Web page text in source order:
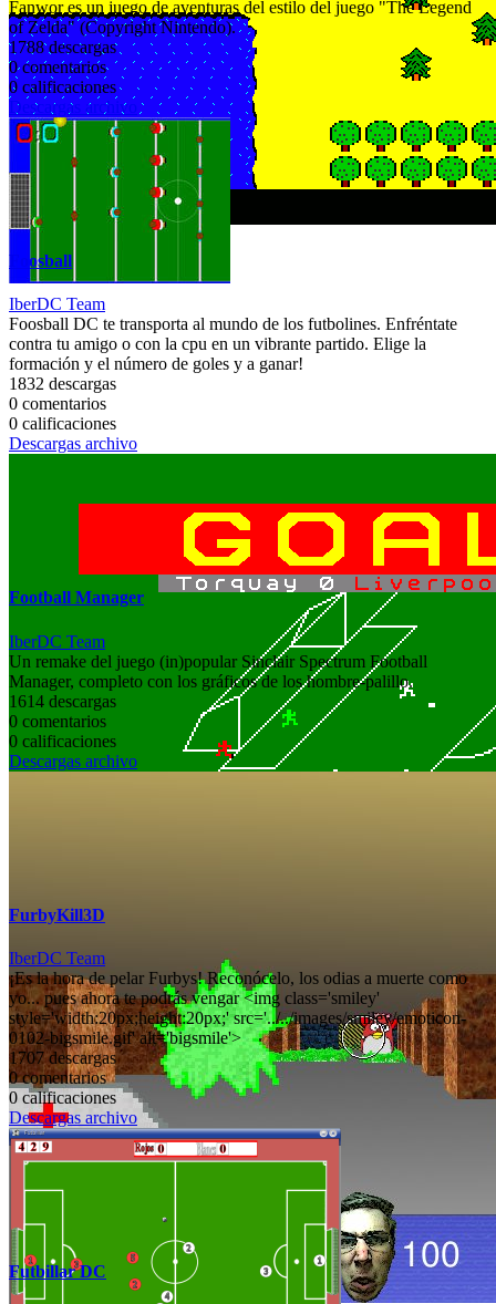
Fanwor es un juego de aventuras del estilo del juego "The Legend
of Zelda" (Copyright Nintendo).
1788 descargas
0 comentarios
0 calificaciones
Descargas archivo
Foosball
IberDC Team
Foosball DC te transporta al mundo de los futbolines. Enfréntate
contra tu amigo o con la cpu en un vibrante partido. Elige la
formación y el número de goles y a ganar!
1832 descargas
0 comentarios
0 calificaciones
Descargas archivo
Football Manager
IberDC Team
Un remake del juego (in)popular Sinclair Spectrum Football
Manager, completo con los gráficos de los hombre-palillo.
1614 descargas
0 comentarios
0 calificaciones
Descargas archivo
FurbyKill3D
IberDC Team
¡Es la hora de pelar Furbys! Reconócelo, los odias a muerte como
yo... pues ahora te podrás vengar <img class='smiley'
style='width:20px;height:20px;' src='../../images/smiley/emoticon-
0102-bigsmile.gif' alt='bigsmile'>
1707 descargas
0 comentarios
0 calificaciones
Descargas archivo
Futbillar DC